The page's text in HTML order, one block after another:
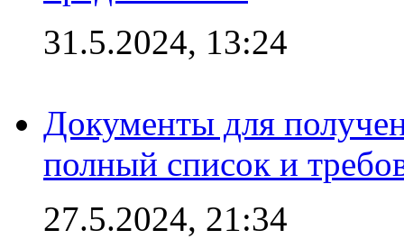
31.5.2024, 13:24
Документы для
полный список и
27.5.2024, 21:34